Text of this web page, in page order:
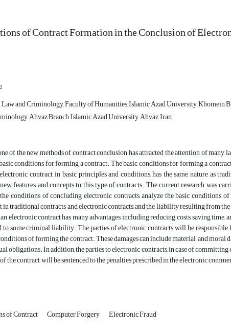
of Contract Formation in the Conclusion of
2
and Criminology, Faculty of Humanities, Islamic Azad University, Khomein
Ahvaz Branch, Islamic Azad University, Ahvaz, Iran
of the new methods of contract conclusion has attracted the attention of many
conditions for forming a contract. The basic conditions for forming a
contract, in basic principles and conditions, has the same nature as
features and concepts to this type of contracts. The current research was
conditions of concluding electronic contracts, analyze the basic conditions
traditional contracts and electronic contracts, and the liability resulting from
electronic contract has many advantages, including reducing costs, saving time,
to some criminal liability. The parties of electronic contracts will be responsible
of forming the contract. These damages can include material, and moral
In addition, the parties to electronic contracts, in case of
the contract, will be sentenced to the penalties prescribed in the electronic
of Contract Computer Forgery Electronic Fraud